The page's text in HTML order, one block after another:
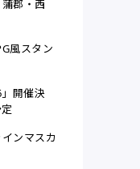
郡・西
風スタン
開催決
ンマスカ